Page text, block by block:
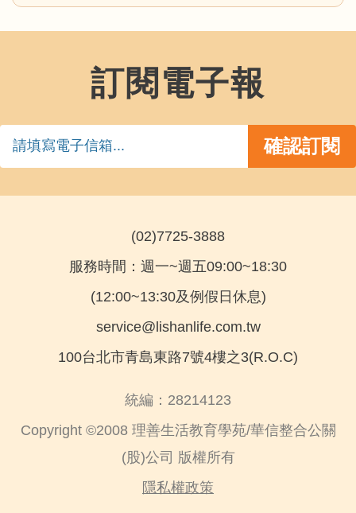
訂閱電子報
(02)7725-3888
服務時間：週一~週五09:00~18:30
(12:00~13:30及例假日休息)
service@lishanlife.com.tw
100台北市青島東路7號4樓之3(R.O.C)
統編：28214123
Copyright ©2008 理善生活教育學苑/華信整合公關
(股)公司 版權所有
隱私權政策